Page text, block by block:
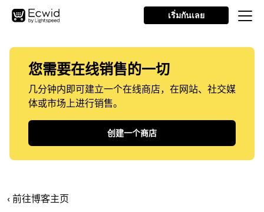
เริ่มกันเลย
您需要在线销售的一切
几分钟内即可建立一个在线商店，在网站、社交媒
体或市场上进行销售。
创建一个商店
‹ 前往博客主页